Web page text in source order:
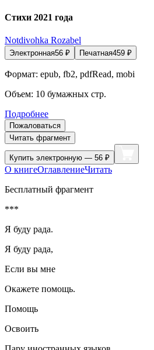
Стихи 2021 года
Notdivohka Rozabel
Электронная56 ₽ Печатная459 ₽
Формат: epub, fb2, pdfRead, mobi
Объем: 10 бумажных стр.
Подробнее
Пожаловаться
Читать фрагмент
Купить электронную — 56 ₽
О книгеОглавлениеЧитать
Бесплатный фрагмент
***
Я буду рада.
Я буду рада,
Если вы мне
Окажете помощь.
Помощь
Освоить